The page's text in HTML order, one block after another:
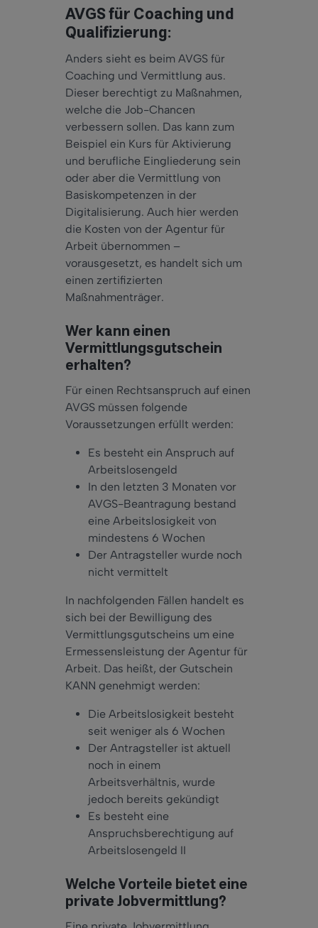
AVGS für Coaching und
Qualifizierung:
Anders sieht es beim AVGS für
Coaching und Vermittlung aus.
Dieser berechtigt zu Maßnahmen,
welche die Job-Chancen
verbessern sollen. Das kann zum
Beispiel ein Kurs für Aktivierung
und berufliche Eingliederung sein
oder aber die Vermittlung von
Basiskompetenzen in der
Digitalisierung. Auch hier werden
die Kosten von der Agentur für
Arbeit übernommen –
vorausgesetzt, es handelt sich um
einen zertifizierten
Maßnahmenträger.
Wer kann einen
Vermittlungsgutschein
erhalten?
Für einen Rechtsanspruch auf einen
AVGS müssen folgende
Voraussetzungen erfüllt werden:
Es besteht ein Anspruch auf
Arbeitslosengeld
In den letzten 3 Monaten vor
AVGS-Beantragung bestand
eine Arbeitslosigkeit von
mindestens 6 Wochen
Der Antragsteller wurde noch
nicht vermittelt
In nachfolgenden Fällen handelt es
sich bei der Bewilligung des
Vermittlungsgutscheins um eine
Ermessensleistung der Agentur für
Arbeit. Das heißt, der Gutschein
KANN genehmigt werden:
Die Arbeitslosigkeit besteht
seit weniger als 6 Wochen
Der Antragsteller ist aktuell
noch in einem
Arbeitsverhältnis, wurde
jedoch bereits gekündigt
Es besteht eine
Anspruchsberechtigung auf
Arbeitslosengeld II
Welche Vorteile bietet eine
private Jobvermittlung?